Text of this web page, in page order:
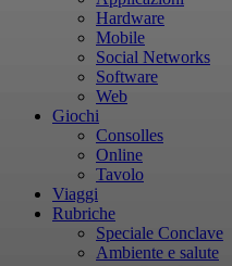
Hardware
Mobile
Social Networks
Software
Web
Giochi
Consolles
Online
Tavolo
Viaggi
Rubriche
Speciale Conclave
Ambiente e salute